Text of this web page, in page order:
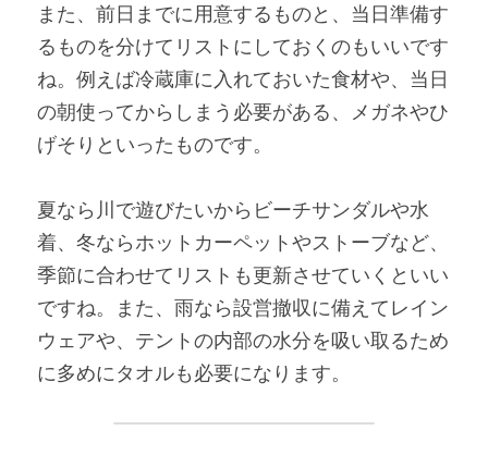
また、前日までに用意するものと、当日準備す
るものを分けてリストにしておくのもいいです
ね。例えば冷蔵庫に入れておいた食材や、当日
の朝使ってからしまう必要がある、メガネやひ
げそりといったものです。
夏なら川で遊びたいからビーチサンダルや水
着、冬ならホットカーペットやストーブなど、
季節に合わせてリストも更新させていくといい
ですね。また、雨なら設営撤収に備えてレイン
ウェアや、テントの内部の水分を吸い取るため
に多めにタオルも必要になります。